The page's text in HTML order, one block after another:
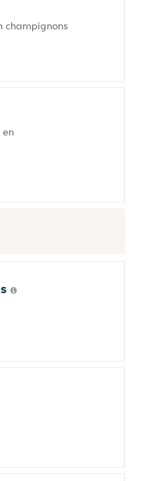
champignons
en